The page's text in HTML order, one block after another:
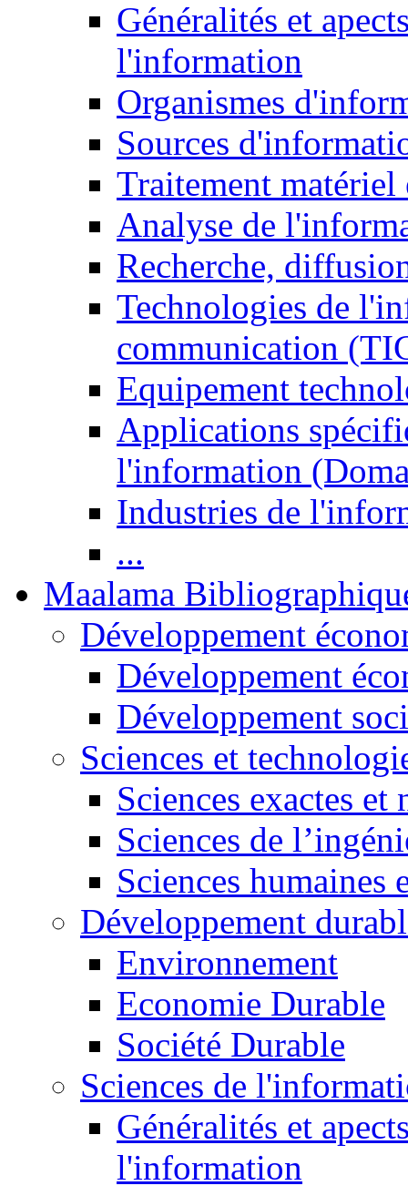
Généralités et
l'information
Organismes
Sources
Traitement matériel
Analyse de
Recherche,
Technologies de
communication
Equipement
Applications
l'information
Industries de
...
Maalama
Développement
Développement
Développement
Sciences et
Sciences exactes et
Sciences de
Sciences humaines
Développement
Environnement
Economie Durable
Société Durable
Sciences de
Généralités et
l'information